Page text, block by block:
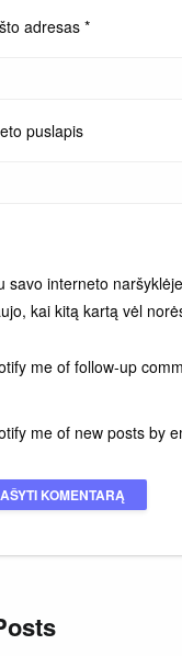
adresas *
puslapis
savo interneto
kai kitą kartą vėl
me of follow-up
me of new posts by